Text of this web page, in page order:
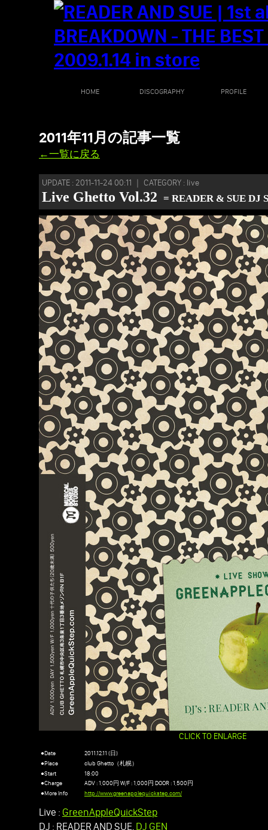
HOME DISCOGRAPHY PROFILE
2011年11月の記事一覧
←一覧に戻る
UPDATE : 2011-11-24 00:11 ｜ CATEGORY : live
Live Ghetto Vol.32 = READER & SUE DJ
CLICK TO ENLARGE
●Date
2011.12.11 (日)
●Place
club Ghetto（札幌）
●Start
18:00
●Charge
ADV : 1,000円 W/F : 1,000円 DOOR : 1,500円
●More Info
http://www.greenapplequickstep.com/
Live : GreenAppleQuickStep
DJ : READER AND SUE, DJ GEN